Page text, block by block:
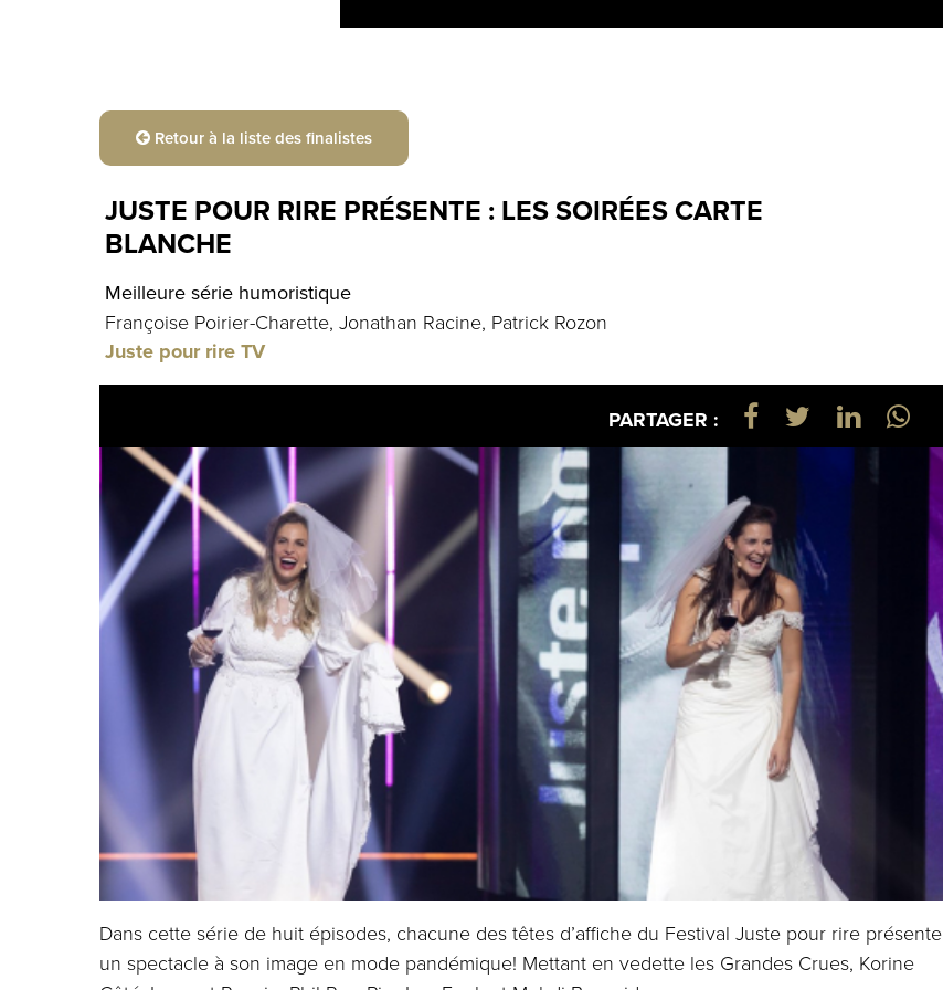
Retour à la liste des finalistes
JUSTE POUR RIRE PRÉSENTE : LES SOIRÉES CARTE
BLANCHE
Meilleure série humoristique
Françoise Poirier-Charette, Jonathan Racine, Patrick Rozon
Juste pour rire TV
PARTAGER :
Dans cette série de huit épisodes, chacune des têtes d’affiche du Festival Juste pour rire présente
un spectacle à son image en mode pandémique! Mettant en vedette les Grandes Crues, Korine